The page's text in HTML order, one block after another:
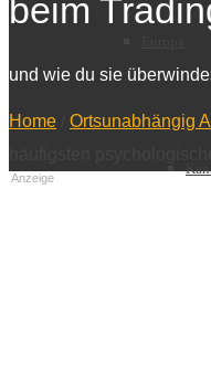
beim
und wie du sie
Home Ortsunabhängig
Anzeige